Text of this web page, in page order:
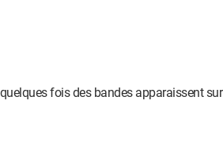
fois des bandes apparaissent sur